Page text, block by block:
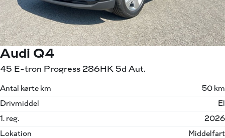
Audi Q4
45 E-tron Progress 286HK 5d Aut.
Antal kørte km
50 km
Drivmiddel
El
1. reg.
2026
Lokation
Middelfart